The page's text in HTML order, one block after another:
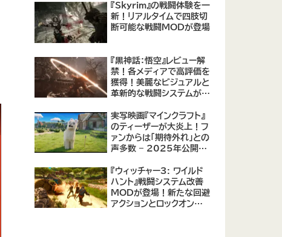
『Skyrim』の戦闘体験を一
新！リアルタイムで四肢切
断可能な戦闘MODが登場
『黒神話：悟空』レビュー解
禁！各メディアで高評価を
獲得！美麗なビジュアルと
革新的な戦闘システムが魅
のレビューまとめ。
実写映画『マインクラフト』
のティーザーが大炎上！フ
ァンからは「期待外れ」との
声多数 – 2025年公開予
『ウィッチャー3: ワイルド
ハント』戦闘システム改善
MODが登場！新たな回避
アクションとロックオン機